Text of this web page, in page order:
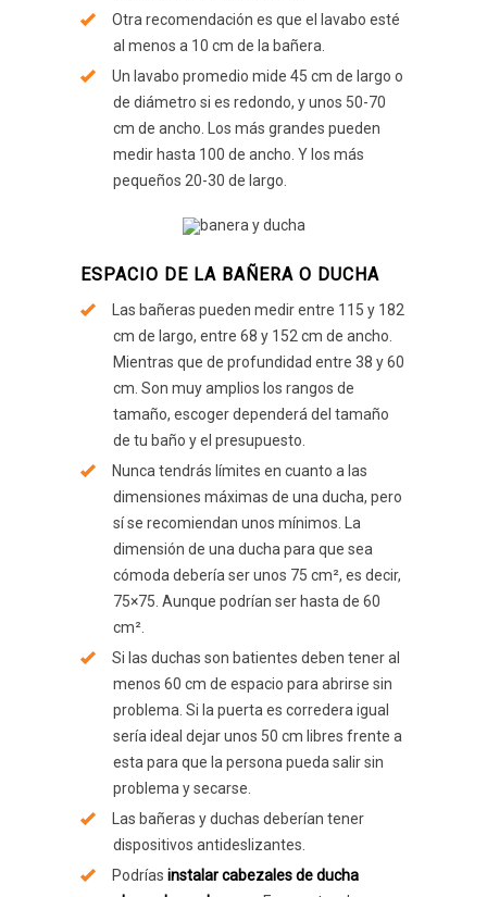
Otra recomendación es que el lavabo esté
al menos a 10 cm de la bañera.
Un lavabo promedio mide 45 cm de largo o
de diámetro si es redondo, y unos 50-70
cm de ancho. Los más grandes pueden
medir hasta 100 de ancho. Y los más
pequeños 20-30 de largo.
ESPACIO DE LA BAÑERA O DUCHA
Las bañeras pueden medir entre 115 y 182
cm de largo, entre 68 y 152 cm de ancho.
Mientras que de profundidad entre 38 y 60
cm. Son muy amplios los rangos de
tamaño, escoger dependerá del tamaño
de tu baño y el presupuesto.
Nunca tendrás límites en cuanto a las
dimensiones máximas de una ducha, pero
sí se recomiendan unos mínimos. La
dimensión de una ducha para que sea
cómoda debería ser unos 75 cm², es decir,
75×75. Aunque podrían ser hasta de 60
cm².
Si las duchas son batientes deben tener al
menos 60 cm de espacio para abrirse sin
problema. Si la puerta es corredera igual
sería ideal dejar unos 50 cm libres frente a
esta para que la persona pueda salir sin
problema y secarse.
Las bañeras y duchas deberían tener
dispositivos antideslizantes.
Podrías instalar cabezales de ducha